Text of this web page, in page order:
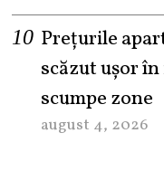
Prețurile
scăzut ușor
scumpe zone
august 4, 2026